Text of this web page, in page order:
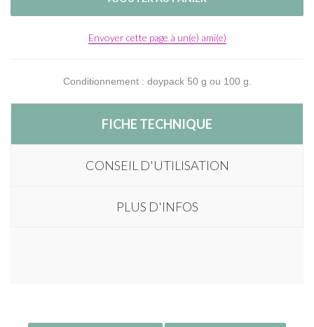
Envoyer cette page à un(e) ami(e)
Conditionnement : doypack 50 g ou 100 g.
FICHE TECHNIQUE
CONSEIL D'UTILISATION
PLUS D'INFOS